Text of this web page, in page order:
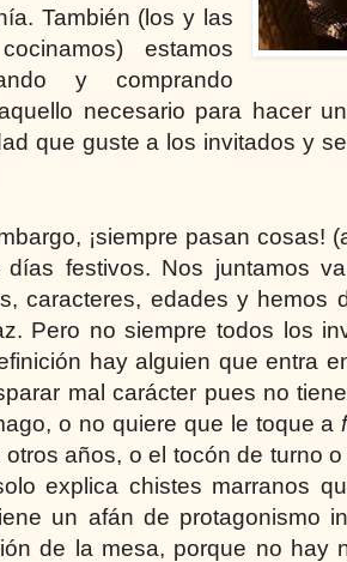
También (los y las
estamos
y comprando
necesario para hacer
que guste a los invitados y
¡siempre pasan cosas!
días festivos. Nos juntamos
caracteres, edades y hemos
Pero no siempre todos los
hay alguien que entra
mal carácter pues no
o no quiere que le toque a
otros años, o el tocón de turno
explica chistes marranos
un afán de protagonismo
de la mesa, porque no hay